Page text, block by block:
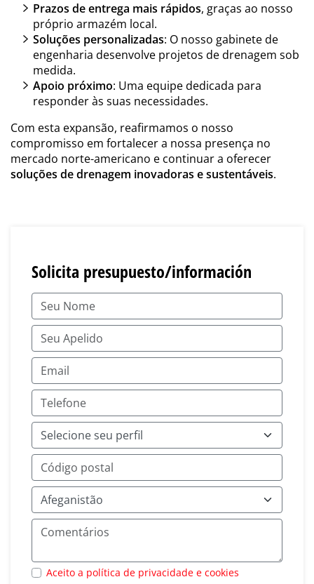
Prazos de entrega mais rápidos, graças ao nosso
próprio armazém local.
Soluções personalizadas: O nosso gabinete de
engenharia desenvolve projetos de drenagem sob
medida.
Apoio próximo: Uma equipe dedicada para
responder às suas necessidades.
Com esta expansão, reafirmamos o nosso
compromisso em fortalecer a nossa presença no
mercado norte-americano e continuar a oferecer
soluções de drenagem inovadoras e sustentáveis.
Solicita presupuesto/información
Aceito a política de privacidade e cookies